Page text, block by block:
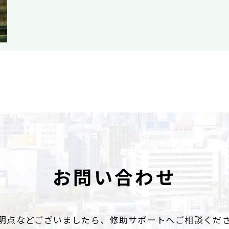
お問い合わせ
点などございましたら、修助サポートへご相談くだ